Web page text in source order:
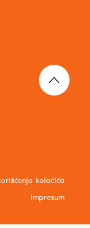
kolačića
Impresum